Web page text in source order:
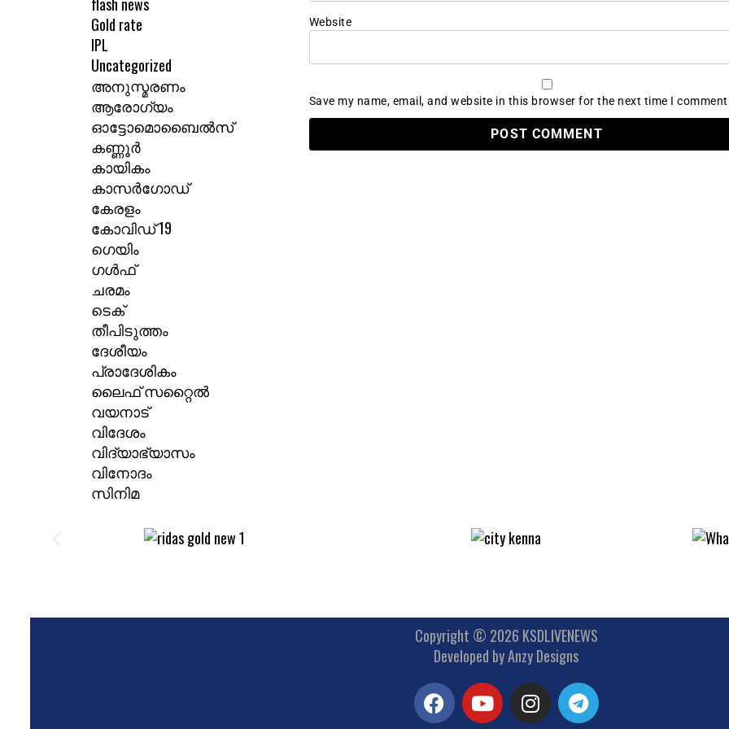
Website
Save my name, email, and website in this browser for the next time I
Gold rate
IPL
Uncategorized
അനുസ്മരണം
ആരോഗ്യം
ഓട്ടോമൊബൈൽസ്
കണ്ണൂർ
കായികം
കാസർഗോഡ്
കേരളം
കോവിഡ് 19
ഗെയിം
ഗൾഫ്
ചരമം
ടെക്
തീപിടുത്തം
ദേശീയം
പ്രാദേശികം
ലൈഫ് സറ്റൈൽ
വയനാട്
വിദേശം
വിദ്യാഭ്യാസം
വിനോദം
സിനിമ
Copyright © 2026 KSDLIVENEWS
Developed byAnzy Designs